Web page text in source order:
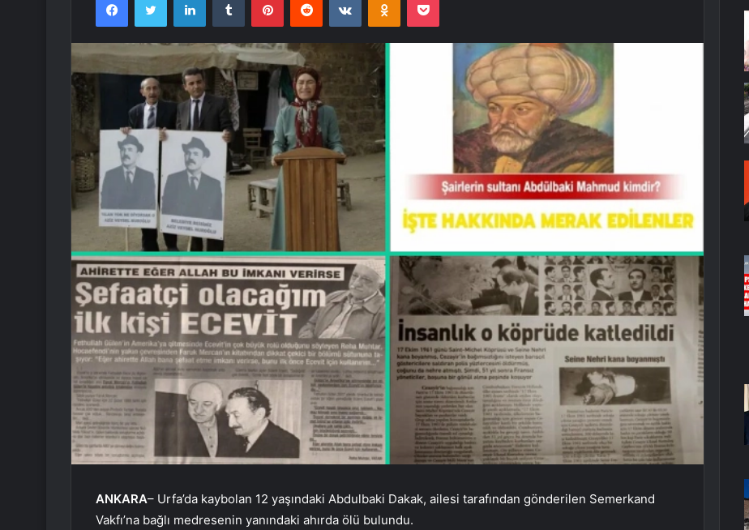
ANKARA– Urfa’da kaybolan 12 yaşındaki Abdulbaki Dakak, ailesi tarafından gönderilen Semerkand
Vakfı’na bağlı medresenin yanındaki ahırda ölü bulundu.